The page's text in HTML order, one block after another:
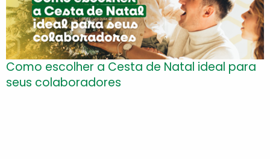
Como escolher a Cesta de Natal ideal para
seus colaboradores